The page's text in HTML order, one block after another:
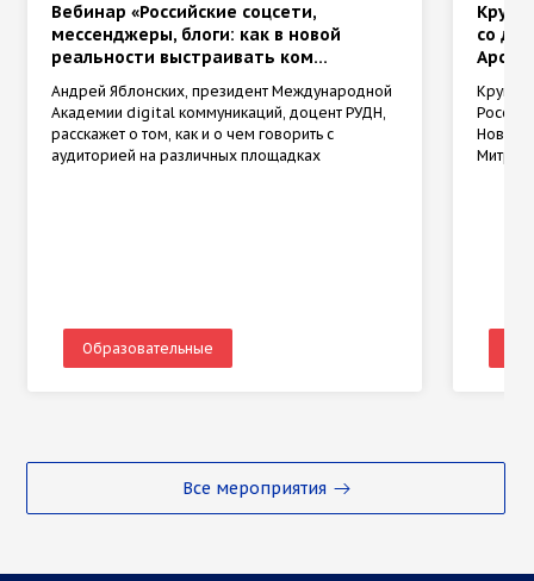
Все мероприятия
Вебинар «Российские соцсети,
мессенджеры, блоги: как в новой
реальности выстраивать ком...
Андрей Яблонских, президент Международной
Академии digital коммуникаций, доцент РУДН,
расскажет о том, как и о чем говорить с
аудиторией на различных площадках
Образовательные
со
России